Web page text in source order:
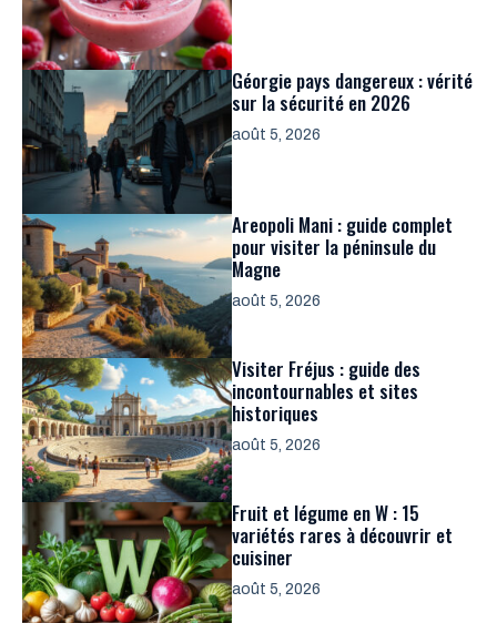
Géorgie pays dangereux : vérité
sur la sécurité en 2026
août 5, 2026
Areopoli Mani : guide complet
pour visiter la péninsule du
Magne
août 5, 2026
Visiter Fréjus : guide des
incontournables et sites
historiques
août 5, 2026
Fruit et légume en W : 15
variétés rares à découvrir et
cuisiner
août 5, 2026